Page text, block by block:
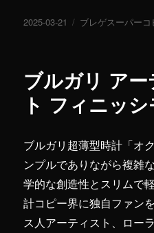
投
2025-03-21
カ
ー
ブレゲスーパーコ
ブルガリ ア
ト フィニッ
ブルガリ超薄型時計「オ
ンプルでありながら複雑
学的な創造性とスリムで
計コピー界に独自ファン
ス人アーティスト、ロー